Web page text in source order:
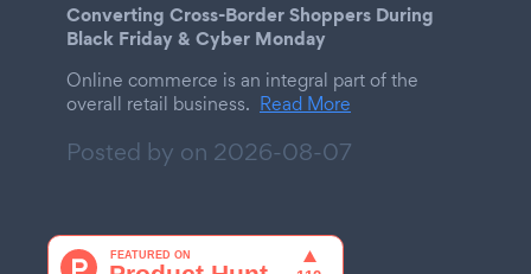
Converting Cross-Border Shoppers During
Black Friday & Cyber Monday
Online commerce is an integral part of the
overall retail business. Read More
Posted by on 2026-08-07